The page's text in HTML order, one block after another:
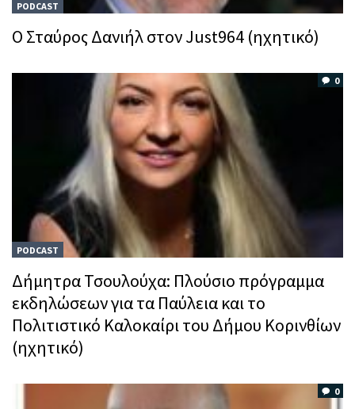
PODCAST
O Σταύρος Δανιήλ στον Just964 (ηχητικό)
0
PODCAST
Δήμητρα Τσουλούχα: Πλούσιο πρόγραμμα
εκδηλώσεων για τα Παύλεια και το
Πολιτιστικό Καλοκαίρι του Δήμου Κορινθίων
(ηχητικό)
0